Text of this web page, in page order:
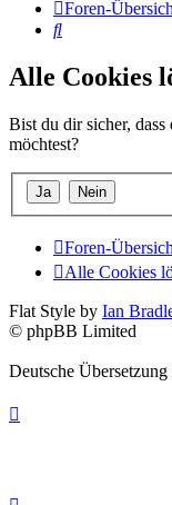
Foren-
Suche
Alle Cookies
Bist du dir sicher,
möchtest?
Foren-
Alle Cookies
Flat Style by Ian
© phpBB Limited
Deutsche Übersetzung